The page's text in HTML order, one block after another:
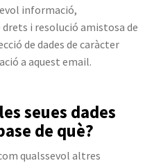
informació,
i resolució amistosa de
de dades de caràcter
a aquest email.
seues dades
de què?
qualssevol altres